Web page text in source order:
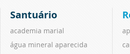
Santuário
academia marial
água mineral aparecida